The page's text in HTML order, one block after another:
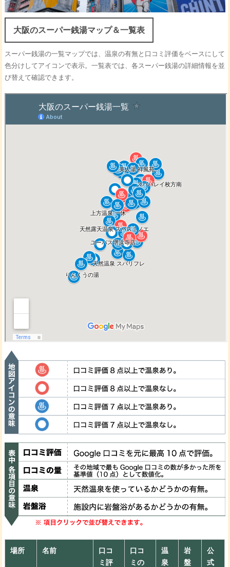
大阪のスーパー銭湯マップ＆一覧表
スーパー銭湯の一覧マップでは、温泉の有無と口コミ評価をベースにして
色分けしてアイコンで表示。一覧表では、各スーパー銭湯の詳細情報を並
び替えて確認できます。
場所 名前
口コ
ミ評
口コ
ミの
温
泉
岩
盤
公
式